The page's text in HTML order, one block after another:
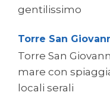
gentilissimo
Torre San
Torre San
mare con
locali serali